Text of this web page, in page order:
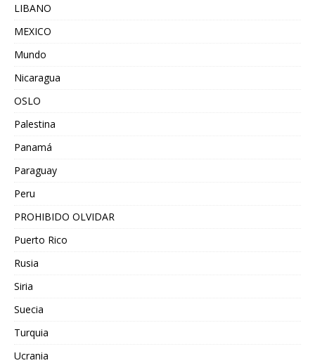
LIBANO
MEXICO
Mundo
Nicaragua
OSLO
Palestina
Panamá
Paraguay
Peru
PROHIBIDO OLVIDAR
Puerto Rico
Rusia
Siria
Suecia
Turquia
Ucrania